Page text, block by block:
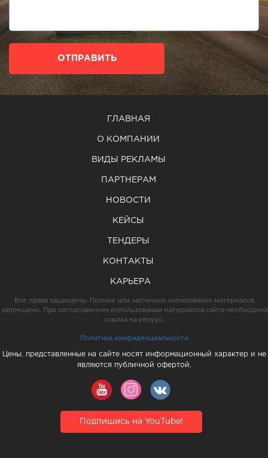
ОТПРАВИТЬ
ГЛАВНАЯ
О КОМПАНИИ
ВИДЫ РЕКЛАМЫ
ПАРТНЕРАМ
НОВОСТИ
КЕЙСЫ
ТЕНДЕРЫ
КОНТАКТЫ
КАРЬЕРА
Все права защищены. Полное или частичное копирование материалов
запрещено. При согласованном использовании материалов сайта необходима
ссылка на ресурс.
Политика конфиденциальности
Цены, представленные на сайте носят информационный характер и не
являются публичной офертой.
Подпишись на YouTube!